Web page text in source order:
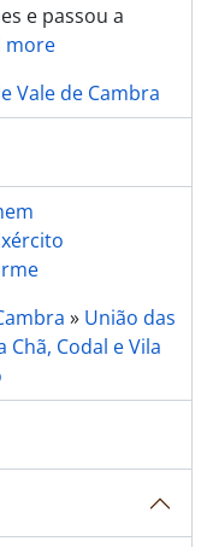
e passou a
more
Vale de Cambra
» União das
Chã, Codal e Vila